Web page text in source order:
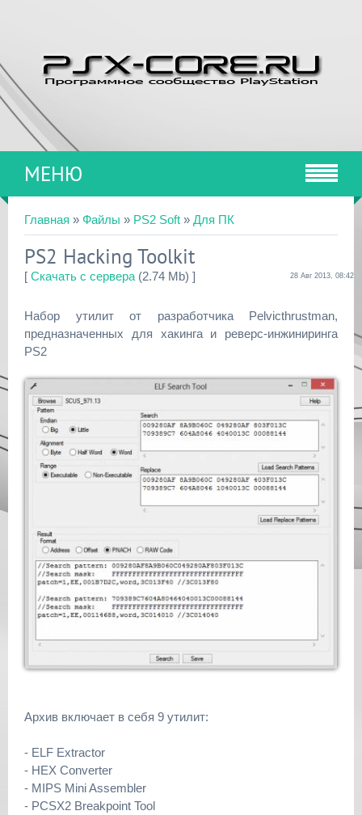
МЕНЮ
Главная » Файлы » PS2 Soft » Для ПК
PS2 Hacking Toolkit
[ Скачать с сервера (2.74 Mb) ] 28 Авг 2013, 08:42
Набор утилит от разработчика Pelvicthrustman,
предназначенных для хакинга и реверс-инжиниринга
PS2
Архив включает в себя 9 утилит:
- ELF Extractor
- HEX Converter
- MIPS Mini Assembler
- PCSX2 Breakpoint Tool